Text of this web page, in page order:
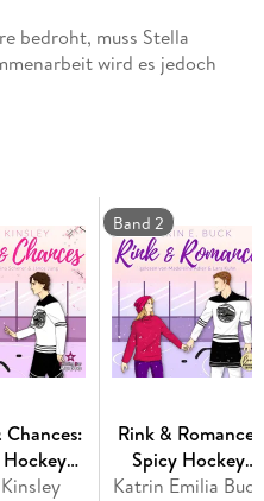
bedroht, muss Stella
wird es jedoch
eigenen Prinzipien,
die eine Beziehung
In diesem
Zukunft, Stellas Ruf und
Chances:
Band 2
Rink & Romance:
Spicy Hockey
Romance
Katrin Emilia Buck